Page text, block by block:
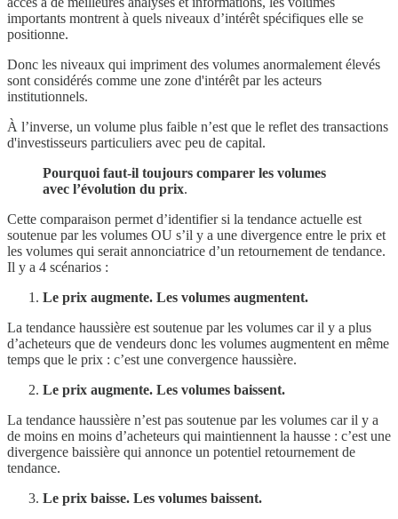
importants montrent à quels niveaux d’intérêt spécifiques elle se
positionne.
Donc les niveaux qui impriment des volumes anormalement élevés
sont considérés comme une zone d'intérêt par les acteurs
institutionnels.
À l’inverse, un volume plus faible n’est que le reflet des transactions
d'investisseurs particuliers avec peu de capital.
Pourquoi faut-il toujours comparer les volumes
avec l’évolution du prix.
Cette comparaison permet d’identifier si la tendance actuelle est
soutenue par les volumes OU s’il y a une divergence entre le prix et
les volumes qui serait annonciatrice d’un retournement de tendance.
Il y a 4 scénarios :
Le prix augmente. Les volumes augmentent.
La tendance haussière est soutenue par les volumes car il y a plus
d’acheteurs que de vendeurs donc les volumes augmentent en même
temps que le prix : c’est une convergence haussière.
Le prix augmente. Les volumes baissent.
La tendance haussière n’est pas soutenue par les volumes car il y a
de moins en moins d’acheteurs qui maintiennent la hausse : c’est une
divergence baissière qui annonce un potentiel retournement de
tendance.
Le prix baisse. Les volumes baissent.